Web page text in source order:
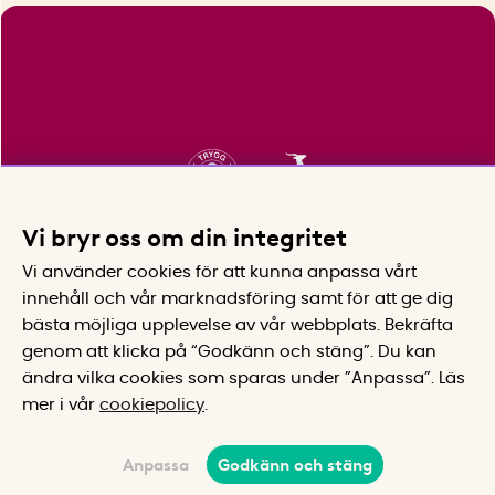
Vi bryr oss om din integritet
Vi använder cookies för att kunna anpassa vårt
innehåll och vår marknadsföring samt för att ge dig
bästa möjliga upplevelse av vår webbplats.
Bekräfta
genom att klicka på “Godkänn och stäng”. Du kan
ändra vilka cookies som sparas under ”Anpassa”.
Läs
mer i vår cookiepolicy
Anpassa Godkänn och stäng